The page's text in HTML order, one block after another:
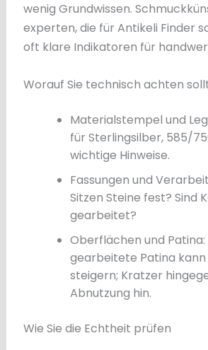
wenig Grundwissen.
experten, die für Antikeli Finder
oft klare Indikatoren für
Worauf Sie technisch achten
Materialstempel und
für Sterlingsilber, 585/
wichtige Hinweise.
Fassungen und
Sitzen Steine fest? Sind
gearbeitet?
Oberflächen und Patina:
gearbeitete Patina
steigern; Kratzer
Abnutzung hin.
Wie Sie die Echtheit prüfen